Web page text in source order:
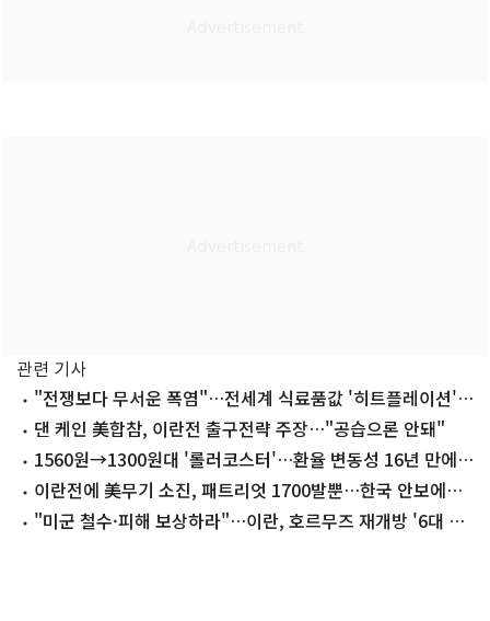
관련 기사
"전쟁보다 무서운 폭염"…전세계 식료품값 '히트플레이션'
비상댄 케인 美합참, 이란전 출구전략 주장…"공습으론 안돼"
1560원→1300원대 '롤러코스터'…환율 변동성 16년 만에
최대이란전에 美무기 소진, 패트리엇 1700발뿐…한국 안보에도
'빨간불'
"미군 철수·피해 보상하라"…이란, 호르무즈 재개방 '6대 요